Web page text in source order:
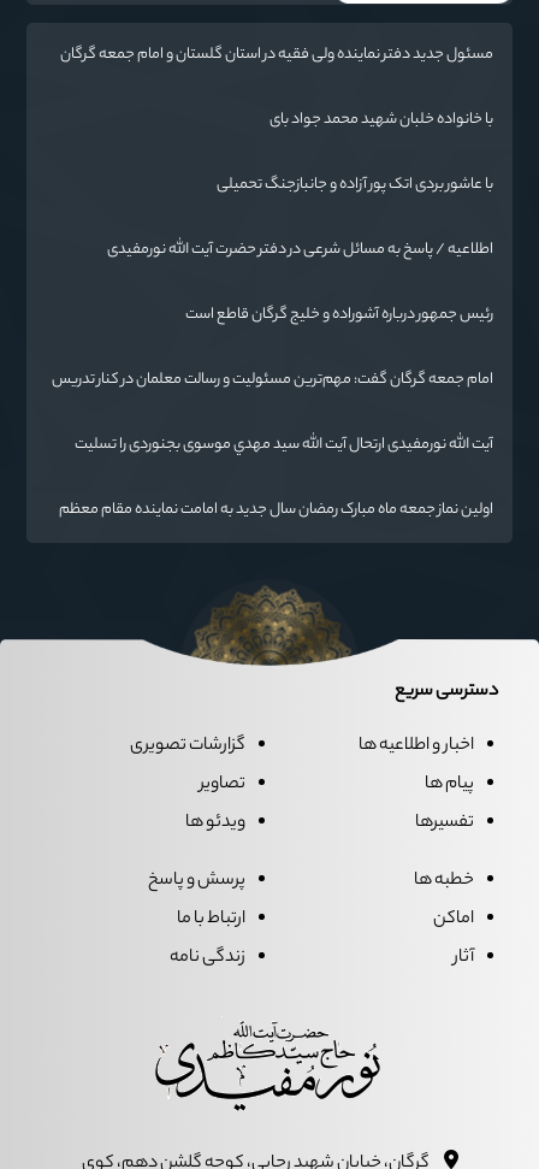
مسئول جدید دفتر نماینده ولی فقیه در استان گلستان و امام جمعه گرگان
با خانواده خلبان شهید محمد جواد بای
با عاشور بردی اتک پور آزاده و جانبازجنگ تحمیلی
اطلاعیه / پاسخ به مسائل شرعی در دفتر حضرت آیت الله نورمفیدی
رئیس جمهور درباره آشوراده و خلیج گرگان قاطع است
امام جمعه گرگان گفت: مهم‌ترین مسئولیت و رسالت معلمان در کنار تدریس
ایران اسلامی است.
آیت الله نورمفیدی ارتحال آیت الله سيد مهدي موسوی بجنوردی را تسلیت
اولین نماز جمعه ماه مبارک رمضان سال جدید به امامت نماینده مقام معظم
دسترسی سریع
اخبار و اطلاعیه ها
پیام ها
تفسیرها
گزارشات تصویری
تصاویر
ویدئو ها
خطبه ها
اماکن
آثار
پرسش و پاسخ
ارتباط با ما
زندگی نامه